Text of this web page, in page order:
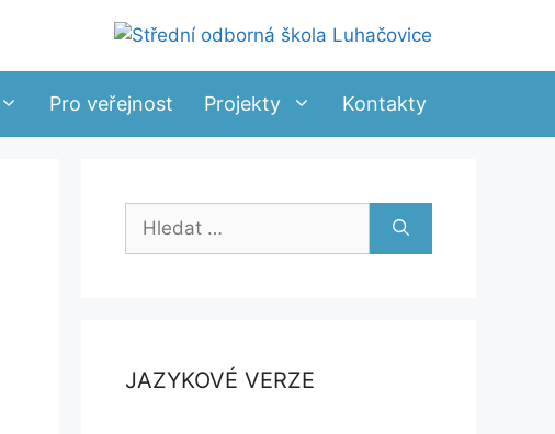
Pro veřejnost Projekty Kontakty
Hledat:
JAZYKOVÉ VERZE